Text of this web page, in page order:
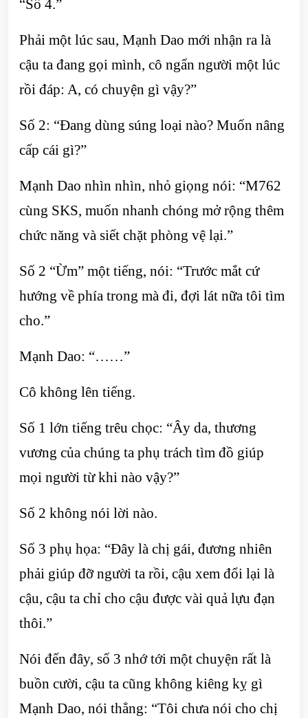
“Số 4.”
Phải một lúc sau, Mạnh Dao mới nhận ra là
cậu ta đang gọi mình, cô ngẩn người một lúc
rồi đáp: A, có chuyện gì vậy?”
Số 2: “Đang dùng súng loại nào? Muốn nâng
cấp cái gì?”
Mạnh Dao nhìn nhìn, nhỏ giọng nói: “M762
cùng SKS, muốn nhanh chóng mở rộng thêm
chức năng và siết chặt phòng vệ lại.”
Số 2 “Ừm” một tiếng, nói: “Trước mắt cứ
hướng về phía trong mà đi, đợi lát nữa tôi tìm
cho.”
Mạnh Dao: “……”
Cô không lên tiếng.
Số 1 lớn tiếng trêu chọc: “Ây da, thương
vương của chúng ta phụ trách tìm đồ giúp
mọi người từ khi nào vậy?”
Số 2 không nói lời nào.
Số 3 phụ họa: “Đây là chị gái, đương nhiên
phải giúp đỡ người ta rồi, cậu xem đổi lại là
cậu, cậu ta chỉ cho cậu được vài quả lựu đạn
thôi.”
Nói đến đây, số 3 nhớ tới một chuyện rất là
buồn cười, cậu ta cũng không kiêng kỵ gì
Mạnh Dao, nói thẳng: “Tôi chưa nói cho chị